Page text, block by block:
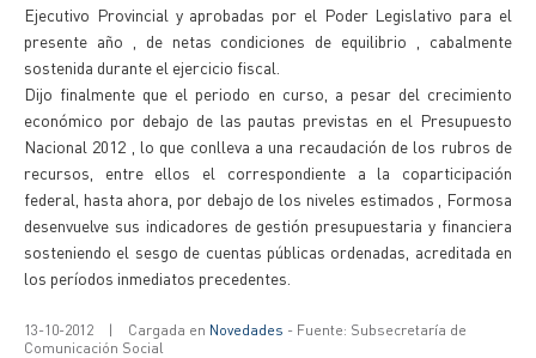
Ejecutivo Provincial y aprobadas por el Poder Legislativo para el
presente año , de netas condiciones de equilibrio , cabalmente
sostenida durante el ejercicio fiscal.
Dijo finalmente que el periodo en curso, a pesar del crecimiento
económico por debajo de las pautas previstas en el Presupuesto
Nacional 2012 , lo que conlleva a una recaudación de los rubros de
recursos, entre ellos el correspondiente a la coparticipación
federal, hasta ahora, por debajo de los niveles estimados , Formosa
desenvuelve sus indicadores de gestión presupuestaria y financiera
sosteniendo el sesgo de cuentas públicas ordenadas, acreditada en
los períodos inmediatos precedentes.
13-10-2012 | Cargada en Novedades - Fuente: Subsecretaría de
Comunicación Social